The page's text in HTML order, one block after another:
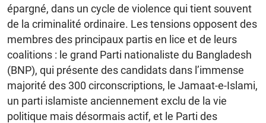
épargné, dans un cycle de violence qui tient souvent
de la criminalité ordinaire. Les tensions opposent des
membres des principaux partis en lice et de leurs
coalitions : le grand Parti nationaliste du Bangladesh
(BNP), qui présente des candidats dans l’immense
majorité des 300 circonscriptions, le Jamaat-e-Islami,
un parti islamiste anciennement exclu de la vie
politique mais désormais actif, et le Parti des